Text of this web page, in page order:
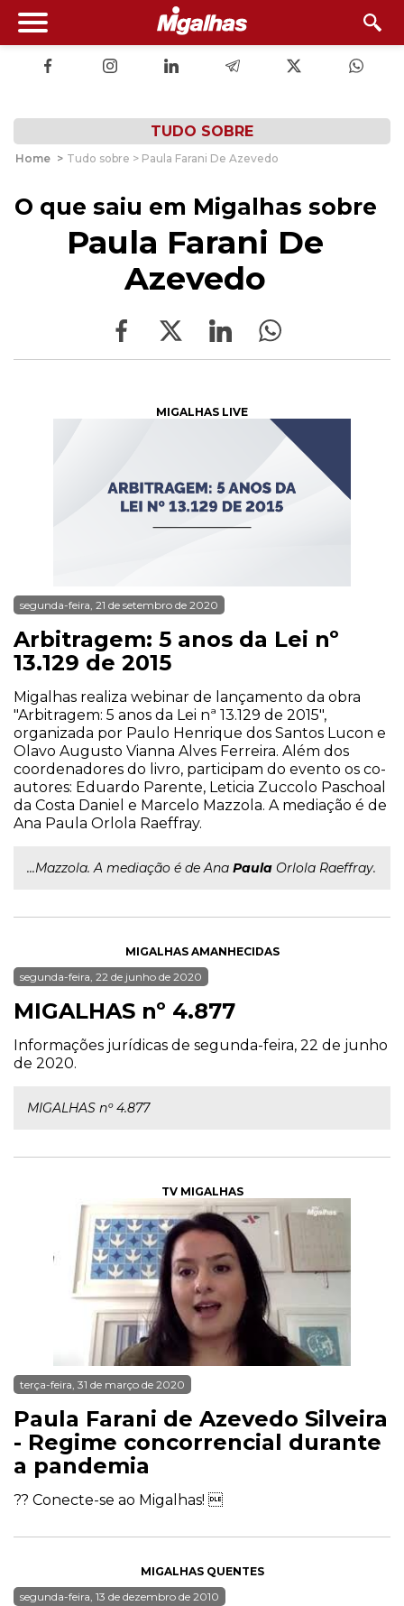
TUDO SOBRE
Home > Tudo sobre > Paula Farani De Azevedo
O que saiu em Migalhas sobre
Paula Farani De
Azevedo
MIGALHAS LIVE
segunda-feira, 21 de setembro de 2020
Arbitragem: 5 anos da Lei nº
13.129 de 2015
Migalhas realiza webinar de lançamento da obra
"Arbitragem: 5 anos da Lei nª 13.129 de 2015",
organizada por Paulo Henrique dos Santos Lucon e
Olavo Augusto Vianna Alves Ferreira. Além dos
coordenadores do livro, participam do evento os co-
autores: Eduardo Parente, Leticia Zuccolo Paschoal
da Costa Daniel e Marcelo Mazzola. A mediação é de
Ana Paula Orlola Raeffray.
...Mazzola. A mediação é de Ana Paula Orlola Raeffray.
MIGALHAS AMANHECIDAS
segunda-feira, 22 de junho de 2020
MIGALHAS nº 4.877
Informações jurídicas de segunda-feira, 22 de junho
de 2020.
MIGALHAS nº 4.877
TV MIGALHAS
terça-feira, 31 de março de 2020
Paula Farani de Azevedo Silveira
- Regime concorrencial durante
a pandemia
?? Conecte-se ao Migalhas! 
MIGALHAS QUENTES
segunda-feira, 13 de dezembro de 2010